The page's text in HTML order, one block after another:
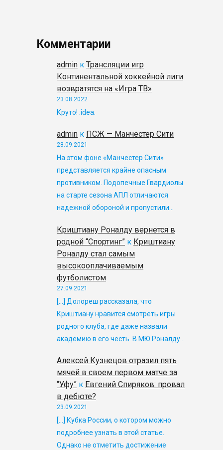
Комментарии
admin к Трансляции игр
Континентальной хоккейной лиги
возвратятся на «Игра ТВ»
23.08.2022
Круто! :idea:
admin к ПСЖ — Манчестер Сити
28.09.2021
На этом фоне «Манчестер Сити»
представляется крайне опасным
противником. Подопечные Гвардиолы
на старте сезона АПЛ отличаются
надежной обороной и пропустили…
Криштиану Роналду вернется в
родной “Спортинг” к Криштиану
Роналду стал самым
высокооплачиваемым
футболистом
27.09.2021
[…] Долореш рассказала, что
Криштиану нравится смотреть игры
родного клуба, где даже назвали
академию в его честь. В МЮ Роналду…
Алексей Кузнецов отразил пять
мячей в своем первом матче за
“Уфу” к Евгений Спиряков: провал
в дебюте?
23.09.2021
[…] Кубка России, о котором можно
подробнее узнать в этой статье.
Однако не отметить достижение